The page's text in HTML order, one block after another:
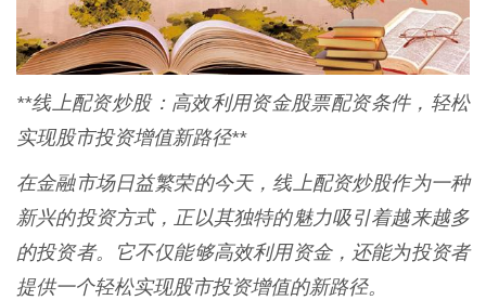
**线上配资炒股：高效利用资金股票配资条件，轻松
实现股市投资增值新路径**
在金融市场日益繁荣的今天，线上配资炒股作为一种
新兴的投资方式，正以其独特的魅力吸引着越来越多
的投资者。它不仅能够高效利用资金，还能为投资者
提供一个轻松实现股市投资增值的新路径。